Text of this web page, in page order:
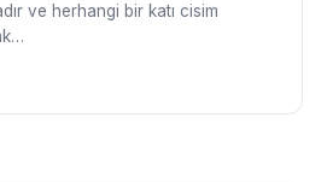
ve herhangi bir katı cisim